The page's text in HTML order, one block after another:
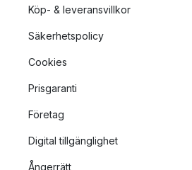
Köp- & leveransvillkor
Säkerhetspolicy
Cookies
Prisgaranti
Företag
Digital tillgänglighet
Ångerrätt